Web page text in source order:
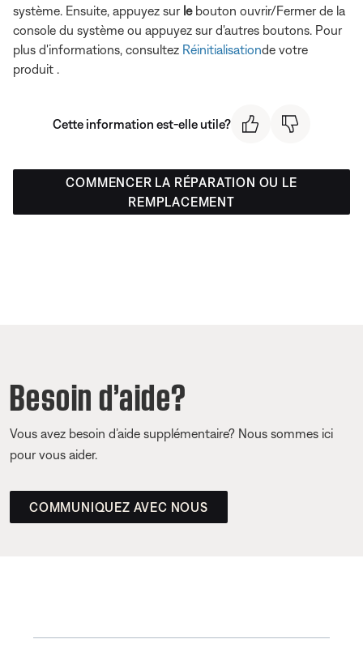
système. Ensuite, appuyez surle bouton ouvrir/Fermer de la
console du système ou appuyez sur d'autres boutons. Pour
plus d'informations, consultez Réinitialisationde votre
produit .
Cette information est-elle utile?
COMMENCER LA RÉPARATION OU LE
REMPLACEMENT
Besoin d’aide?
Vous avez besoin d’aide supplémentaire? Nous sommes ici
pour vous aider.
COMMUNIQUEZ AVEC NOUS